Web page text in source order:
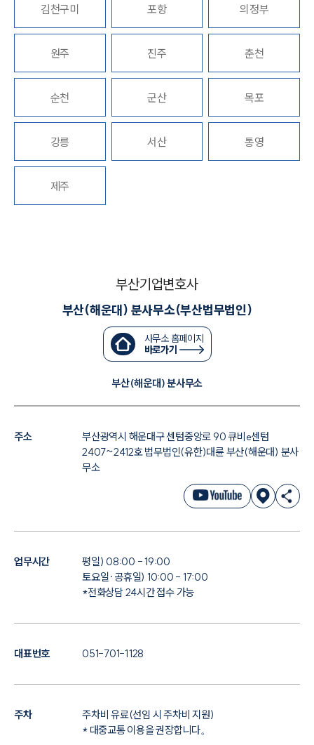
NEWS
언론보도
공지사항
법률서식
뉴스레터/브로슈어
김천구미 포항 의정부
원주 진주 춘천
순천 군산 목포
강릉 서산 통영
제주
부산기업변호사
부산(해운대) 분사무소(부산법무법인)
사무소 홈페이지
바로가기
부산(해운대) 분사무소
주소
부산광역시 해운대구 센텀중앙로 90 큐비e센텀
2407~2412호 법무법인(유한)대륜 부산(해운대) 분사
무소
업무시간
평일) 08:00 - 19:00
토요일·공휴일) 10:00 - 17:00
*전화상담 24시간 접수 가능
대표번호 051-701-1128
주차
주차비 유료(선임 시 주차비 지원)
* 대중교통 이용을 권장합니다。